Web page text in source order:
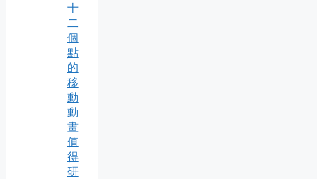
十
二
個
點
的
移
動
動
畫
值
得
研